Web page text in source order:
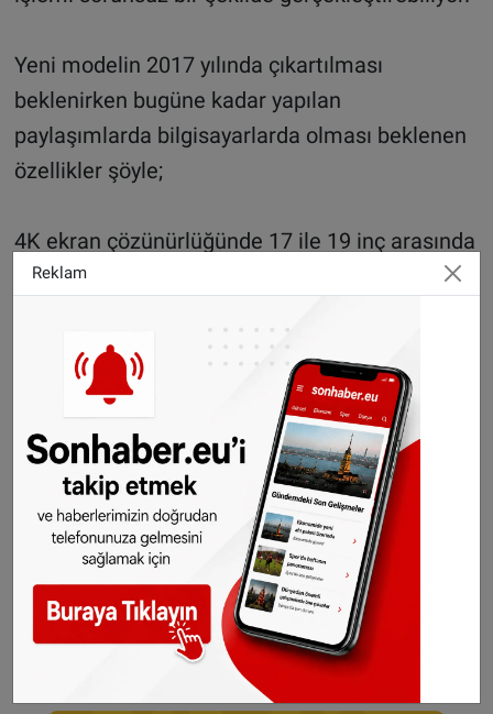
Yeni modelin 2017 yılında çıkartılması
beklenirken bugüne kadar yapılan
paylaşımlarda bilgisayarlarda olması beklenen
özellikler şöyle;
4K ekran çözünürlüğünde 17 ile 19 inç arasında
ekran
Intel Skylake i7 işlemci
16 GB RAM
512GB SSD dahili bellek
Microsoft Surface Pro 5 fiyatının ise 900
Dolar’dan yüksek olması bekleniyor.
Kaynak: veteknoloji.net
Reklam